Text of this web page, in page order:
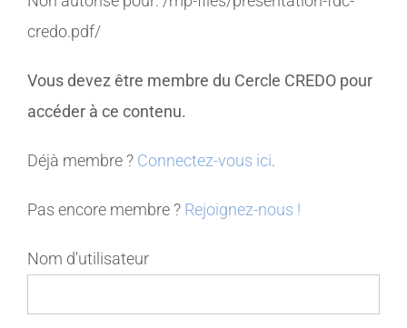
MEMBRES
CONTACT
credo.pdf/
Vous devez être membre du Cercle CREDO pour
accéder à ce contenu.
Déjà membre ? Connectez-vous ici.
Pas encore membre ? Rejoignez-nous !
Nom d'utilisateur